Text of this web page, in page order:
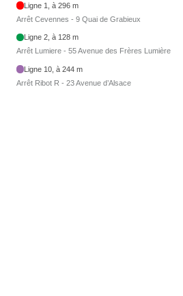
Ligne 1, à 296 m
Arrêt Cevennes - 9 Quai de Grabieux
Ligne 2, à 128 m
Arrêt Lumiere - 55 Avenue des Frères Lumière
Ligne 10, à 244 m
Arrêt Ribot R - 23 Avenue d’Alsace